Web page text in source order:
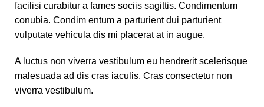
facilisi curabitur a fames sociis sagittis. Condimentum
conubia. Condim entum a parturient dui parturient
vulputate vehicula dis mi placerat at in augue.
A luctus non viverra vestibulum eu hendrerit scelerisque
malesuada ad dis cras iaculis. Cras consectetur non
viverra vestibulum.